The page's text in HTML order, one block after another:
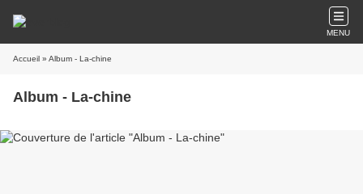
MENU
Accueil » Album - La-chine
Album - La-chine